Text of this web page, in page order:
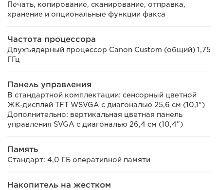
Печать, копирование, сканирование, отправка,
хранение и опциональные функции факса
Частота процессора
Двухъядерный процессор Canon Custom (общий) 1,75
ГГц
Панель управления
В стандартной комплектации: сенсорный цветной
ЖК-дисплей TFT WSVGA с диагональю 25,6 см (10,1")
Дополнительно: вертикальная цветная панель
управления SVGA с диагональю 26,4 см (10,4")
Память
Стандарт: 4,0 ГБ оперативной памяти
Накопитель на жестком